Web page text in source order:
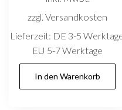
zzgl. Versandkosten
Lieferzeit: DE 3-5
EU 5-7 Werktage
In den Warenkorb